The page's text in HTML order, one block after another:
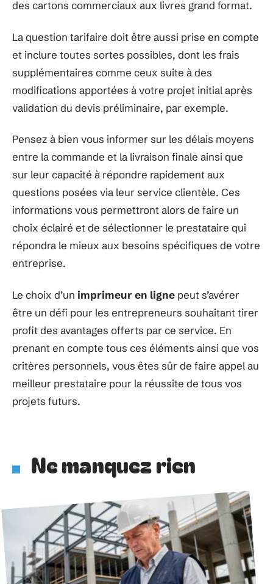
des cartons commerciaux aux livres grand format.
La question tarifaire doit être aussi prise en compte
et inclure toutes sortes possibles, dont les frais
supplémentaires comme ceux suite à des
modifications apportées à votre projet initial après
validation du devis préliminaire, par exemple.
Pensez à bien vous informer sur les délais moyens
entre la commande et la livraison finale ainsi que
sur leur capacité à répondre rapidement aux
questions posées via leur service clientèle. Ces
informations vous permettront alors de faire un
choix éclairé et de sélectionner le prestataire qui
répondra le mieux aux besoins spécifiques de votre
entreprise.
Le choix d’un imprimeur en ligne peut s’avérer
être un défi pour les entrepreneurs souhaitant tirer
profit des avantages offerts par ce service. En
prenant en compte tous ces éléments ainsi que vos
critères personnels, vous êtes sûr de faire appel au
meilleur prestataire pour la réussite de tous vos
projets futurs.
Ne manquez rien